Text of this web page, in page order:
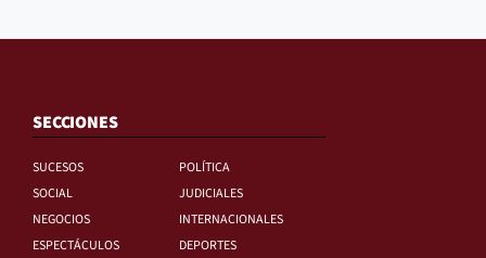
SECCIONES
SUCESOS
POLÍTICA
SOCIAL
JUDICIALES
NEGOCIOS
INTERNACIONALES
ESPECTÁCULOS
DEPORTES